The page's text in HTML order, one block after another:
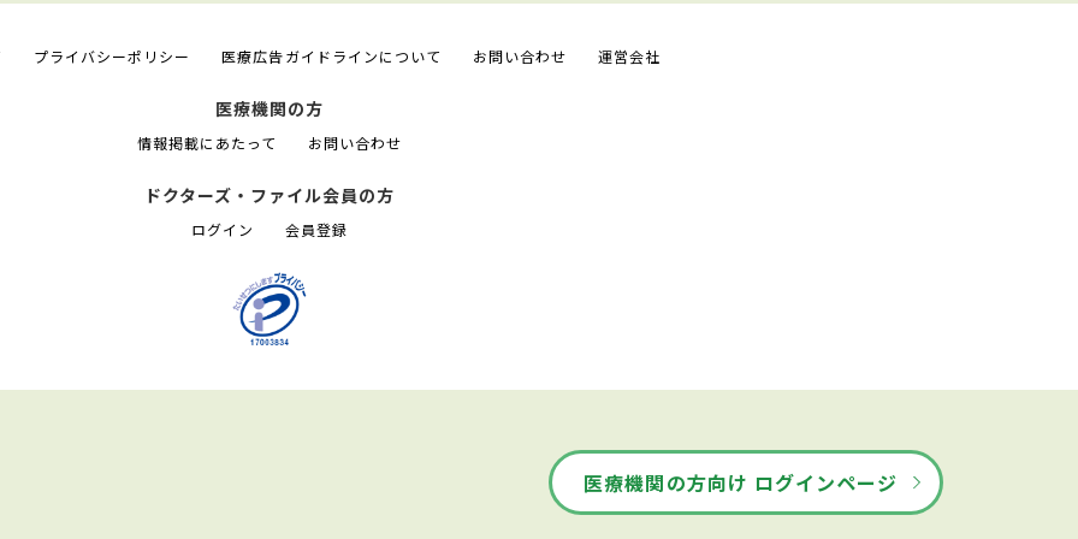
プライバシーポリシー 医療広告ガイドラインについて お問い合わせ 運営会社
医療機関の方
情報掲載にあたって お問い合わせ
ドクターズ・ファイル会員の方
ログイン 会員登録
医療機関の方向け ログインページ